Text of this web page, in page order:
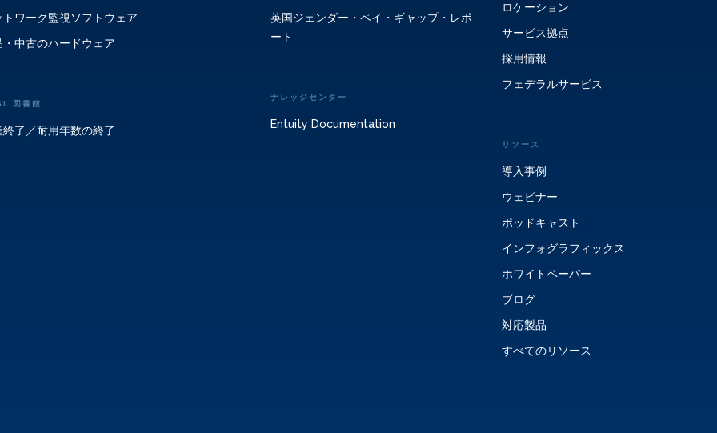
トワーク監視ソフトウェア
・中古のハードウェア
図書館
終了／耐用年数の終了
英国ジェンダー・ペイ・ギャップ・レポ
ート
ナレッジセンター
Entuity Documentation
ロケーション
サービス拠点
採用情報
フェデラルサービス
リソース
導入事例
ウェビナー
ポッドキャスト
インフォグラフィックス
ホワイトペーパー
ブログ
対応製品
すべてのリソース